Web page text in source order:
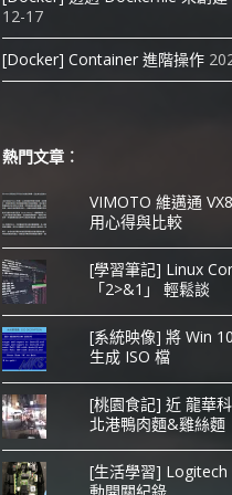
12-17
[Docker] Container 進階操作
熱門文章︰
VIMOTO 維邁通
用心得與比較
[學習筆記] Linux
「2>&1」 輕鬆談
[系統映像] 將 Win
生成 ISO 檔
[桃園食記] 近 龍華
北港鴨肉麵&雞絲麵
[生活學習] Logitech